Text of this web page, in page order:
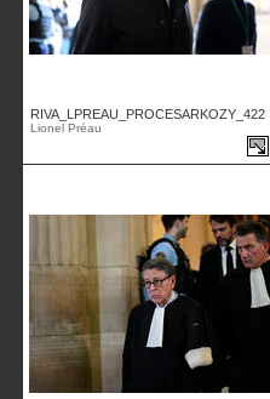
RIVA_LPREAU_PROCESARKOZY_422
Lionel Préau